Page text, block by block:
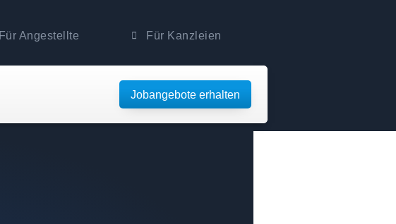
Für Angestellte Für Kanzleien
Jobangebote erhalten